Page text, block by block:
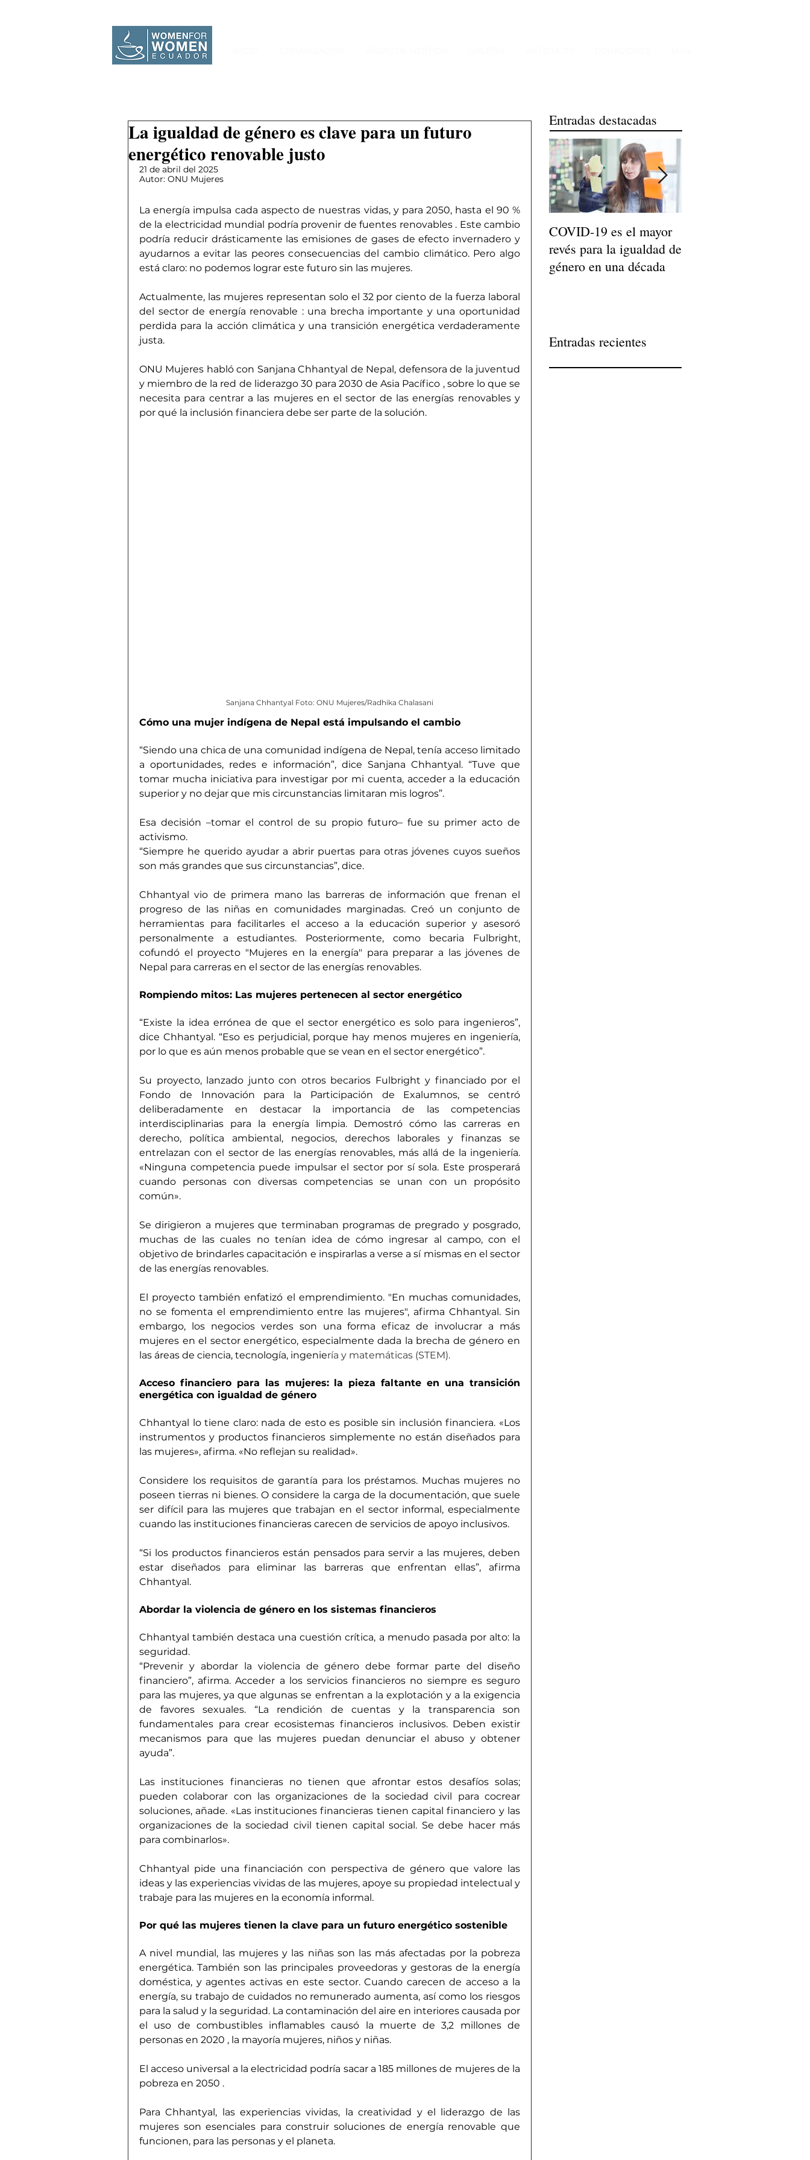
La igualdad de género es clave para un futuro
energético renovable justo
21 de abril del 2025
Autor: ONU Mujeres
La energía impulsa cada aspecto de nuestras vidas, y para 2050, hasta el 90 %
de la electricidad mundial podría provenir de fuentes renovables . Este cambio
podría reducir drásticamente las emisiones de gases de efecto invernadero y
ayudarnos a evitar las peores consecuencias del cambio climático. Pero algo
está claro: no podemos lograr este futuro sin las mujeres.
Actualmente, las mujeres representan solo el 32 por ciento de la fuerza laboral
del sector de energía renovable : una brecha importante y una oportunidad
perdida para la acción climática y una transición energética verdaderamente
justa.
ONU Mujeres habló con Sanjana Chhantyal de Nepal, defensora de la juventud
y miembro de la red de liderazgo 30 para 2030 de Asia Pacífico , sobre lo que se
necesita para centrar a las mujeres en el sector de las energías renovables y
por qué la inclusión financiera debe ser parte de la solución.
Sanjana Chhantyal Foto: ONU Mujeres/Radhika Chalasani
Cómo una mujer indígena de Nepal está impulsando el cambio
“Siendo una chica de una comunidad indígena de Nepal, tenía acceso limitado
a oportunidades, redes e información”, dice Sanjana Chhantyal. “Tuve que
tomar mucha iniciativa para investigar por mi cuenta, acceder a la educación
superior y no dejar que mis circunstancias limitaran mis logros”.
Esa decisión –tomar el control de su propio futuro– fue su primer acto de
activismo.
“Siempre he querido ayudar a abrir puertas para otras jóvenes cuyos sueños
son más grandes que sus circunstancias”, dice.
Chhantyal vio de primera mano las barreras de información que frenan el
progreso de las niñas en comunidades marginadas. Creó un conjunto de
herramientas para facilitarles el acceso a la educación superior y asesoró
personalmente a estudiantes. Posteriormente, como becaria Fulbright,
cofundó el proyecto "Mujeres en la energía" para preparar a las jóvenes de
Nepal para carreras en el sector de las energías renovables.
Rompiendo mitos: Las mujeres pertenecen al sector energético
“Existe la idea errónea de que el sector energético es solo para ingenieros”,
dice Chhantyal. “Eso es perjudicial, porque hay menos mujeres en ingeniería,
por lo que es aún menos probable que se vean en el sector energético”.
Su proyecto, lanzado junto con otros becarios Fulbright y financiado por el
Fondo de Innovación para la Participación de Exalumnos, se centró
deliberadamente en destacar la importancia de las competencias
interdisciplinarias para la energía limpia. Demostró cómo las carreras en
derecho, política ambiental, negocios, derechos laborales y finanzas se
entrelazan con el sector de las energías renovables, más allá de la ingeniería.
«Ninguna competencia puede impulsar el sector por sí sola. Este prosperará
cuando personas con diversas competencias se unan con un propósito
común».
Se dirigieron a mujeres que terminaban programas de pregrado y posgrado,
muchas de las cuales no tenían idea de cómo ingresar al campo, con el
objetivo de brindarles capacitación e inspirarlas a verse a sí mismas en el sector
de las energías renovables.
El proyecto también enfatizó el emprendimiento. "En muchas comunidades,
no se fomenta el emprendimiento entre las mujeres", afirma Chhantyal. Sin
embargo, los negocios verdes son una forma eficaz de involucrar a más
mujeres en el sector energético, especialmente dada la brecha de género en
las áreas de ciencia, tecnología, ingeniería y matemáticas (STEM).
Acceso financiero para las mujeres: la pieza faltante en una transición
energética con igualdad de género
Chhantyal lo tiene claro: nada de esto es posible sin inclusión financiera. «Los
instrumentos y productos financieros simplemente no están diseñados para
las mujeres», afirma. «No reflejan su realidad».
Considere los requisitos de garantía para los préstamos. Muchas mujeres no
poseen tierras ni bienes. O considere la carga de la documentación, que suele
ser difícil para las mujeres que trabajan en el sector informal, especialmente
cuando las instituciones financieras carecen de servicios de apoyo inclusivos.
“Si los productos financieros están pensados ​​para servir a las mujeres, deben
estar diseñados para eliminar las barreras que enfrentan ellas”, afirma
Chhantyal.
Abordar la violencia de género en los sistemas financieros
Chhantyal también destaca una cuestión crítica, a menudo pasada por alto: la
seguridad.
“Prevenir y abordar la violencia de género debe formar parte del diseño
financiero”, afirma. Acceder a los servicios financieros no siempre es seguro
para las mujeres, ya que algunas se enfrentan a la explotación y a la exigencia
de favores sexuales. “La rendición de cuentas y la transparencia son
fundamentales para crear ecosistemas financieros inclusivos. Deben existir
mecanismos para que las mujeres puedan denunciar el abuso y obtener
ayuda”.
Las instituciones financieras no tienen que afrontar estos desafíos solas;
pueden colaborar con las organizaciones de la sociedad civil para cocrear
soluciones, añade. «Las instituciones financieras tienen capital financiero y las
organizaciones de la sociedad civil tienen capital social. Se debe hacer más
para combinarlos».
Chhantyal pide una financiación con perspectiva de género que valore las
ideas y las experiencias vividas de las mujeres, apoye su propiedad intelectual y
trabaje para las mujeres en la economía informal.
Por qué las mujeres tienen la clave para un futuro energético sostenible
A nivel mundial, las mujeres y las niñas son las más afectadas por la pobreza
energética. También son las principales proveedoras y gestoras de la energía
doméstica, y agentes activas en este sector. Cuando carecen de acceso a la
energía, su trabajo de cuidados no remunerado aumenta, así como los riesgos
para la salud y la seguridad. La contaminación del aire en interiores causada por
el uso de combustibles inflamables causó la muerte de 3,2 millones de
personas en 2020 , la mayoría mujeres, niños y niñas.
El acceso universal a la electricidad podría sacar a 185 millones de mujeres de la
pobreza en 2050 .
Para Chhantyal, las experiencias vividas, la creatividad y el liderazgo de las
mujeres son esenciales para construir soluciones de energía renovable que
funcionen, para las personas y el planeta.
Entradas destacadas
COVID-19 es el mayor
revés para la igualdad de
género en una década
Entradas recientes